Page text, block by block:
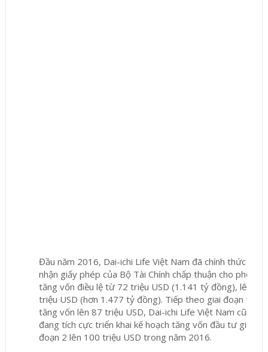
Đầu năm 2016, Dai-ichi Life Việt Nam đã chính thức tiếp
nhận giấy phép của Bộ Tài Chính chấp thuận cho phép
tăng vốn điều lệ từ 72 triệu USD (1.141 tỷ đồng), lên 87
triệu USD (hơn 1.477 tỷ đồng). Tiếp theo giai đoạn 1 -
tăng vốn lên 87 triệu USD, Dai-ichi Life Việt Nam cũng
đang tích cực triển khai kế hoạch tăng vốn đầu tư giai
đoạn 2 lên 100 triệu USD trong năm 2016.